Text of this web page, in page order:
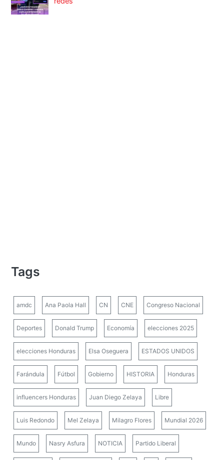
Tags
amdc Ana Paola Hall CN CNE Congreso Nacional
Deportes Donald Trump Economía elecciones 2025
elecciones Honduras Elsa Oseguera ESTADOS UNIDOS
Farándula Fútbol Gobierno HISTORIA Honduras
influencers Honduras Juan Diego Zelaya Libre
Luis Redondo Mel Zelaya Milagro Flores Mundial 2026
Mundo Nasry Asfura NOTICIA Partido Liberal